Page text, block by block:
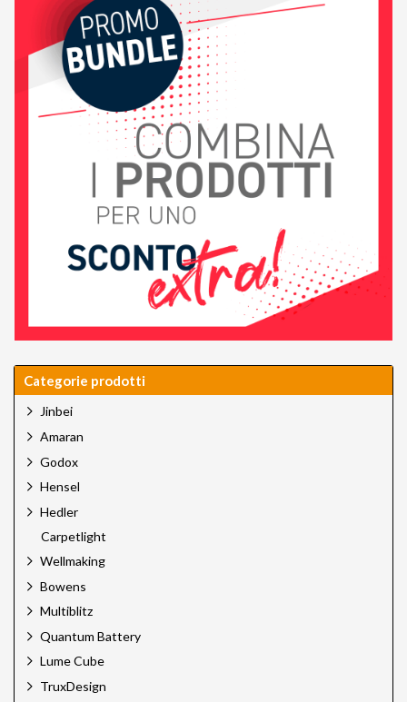
Categorie prodotti
Jinbei
Amaran
Godox
Hensel
Hedler
Carpetlight
Wellmaking
Bowens
Multiblitz
Quantum Battery
Lume Cube
TruxDesign